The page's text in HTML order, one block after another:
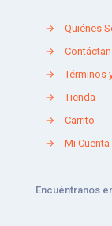
→
Quiénes
→
→
Términos
→
Tienda
→
Carrito
→
Mi Cuenta
Encuéntranos